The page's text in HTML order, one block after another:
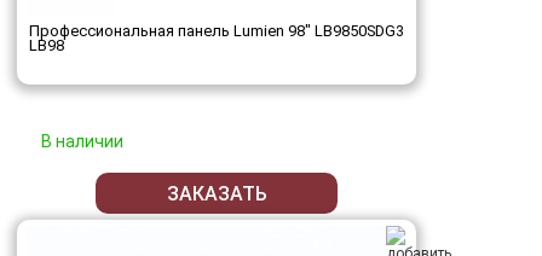
Профессиональная панель Lumien 98" LB9850SDG3
LB98
В наличии
ЗАКАЗАТЬ